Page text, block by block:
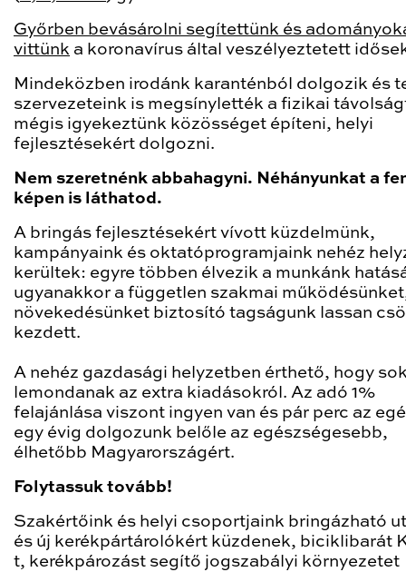
Győrben bevásárolni segítettünk és
vittünk a koronavírus által veszélyeztetett
Mindeközben irodánk karanténból dolgozik és
szervezeteink is megsínylették a fizikai
mégis igyekeztünk közösséget építeni, helyi
fejlesztésekért dolgozni.
Nem szeretnénk abbahagyni. Néhányunkat a
képen is láthatod.
A bringás fejlesztésekért vívott küzdelmünk,
kampányaink és oktatóprogramjaink nehéz
kerültek: egyre többen élvezik a munkánk
ugyanakkor a független szakmai
növekedésünket biztosító tagságunk lassan
kezdett.
A nehéz gazdasági helyzetben érthető, hogy
lemondanak az extra kiadásokról. Az adó 1%
felajánlása viszont ingyen van és pár perc az
egy évig dolgozunk belőle az egészségesebb,
élhetőbb Magyarországért.
Folytassuk tovább!
Szakértőink és helyi csoportjaink bringázható
és új kerékpártárolókért küzdenek, biciklibarát
t, kerékpározást segítő jogszabályi környezetet